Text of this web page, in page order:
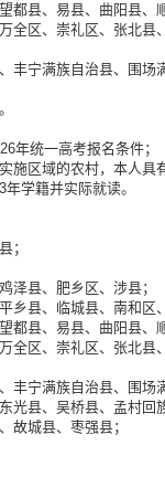
都县、易县、曲阳县、
全区、崇礼区、张北
丰宁满族自治县、围场
年统一高考报名条件；
施区域的农村，本人具
学籍并实际就读。
；
泽县、肥乡区、涉县；
乡县、临城县、南和区
都县、易县、曲阳县、
全区、崇礼区、张北
丰宁满族自治县、围
光县、吴桥县、孟村回
故城县、枣强县；